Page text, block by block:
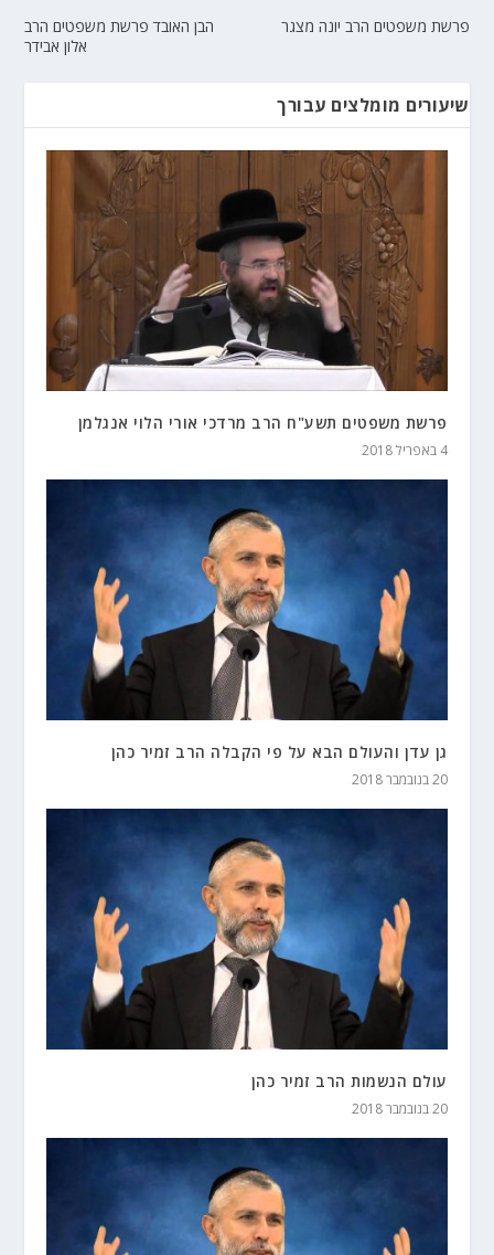
הבן האובד פרשת משפטים הרב
אלון אבידר
פרשת משפטים הרב יונה מצגר
שיעורים מומלצים עבורך
פרשת משפטים תשע"ח הרב מרדכי אורי הלוי אנגלמן
4 באפריל 2018
גן עדן והעולם הבא על פי הקבלה הרב זמיר כהן
20 בנובמבר 2018
עולם הנשמות הרב זמיר כהן
20 בנובמבר 2018